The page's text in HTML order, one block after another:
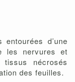
d’une
les nervures et
nécrosés
des feuilles.